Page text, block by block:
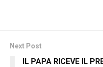
Next Post
IL PAPA RICEVE IL